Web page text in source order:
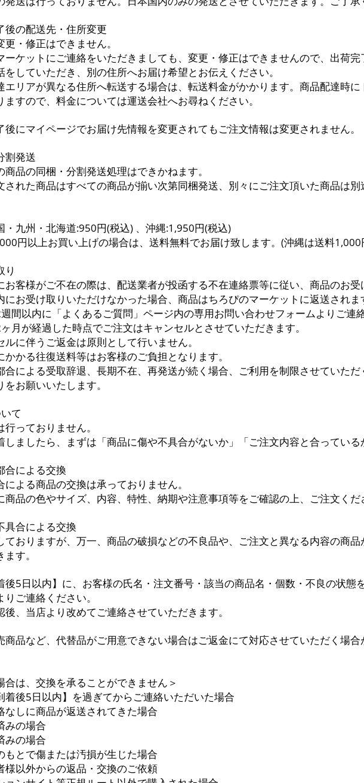
後の配送先・住所変更
・修正はできません。
ーケットにご連絡をいただきましても、変更・修正はできませんので、出荷
をしていただき、別の住所へお届け希望とお伝えください。
エリアが異なる住所へ転送する場合は、転送料金がかかります。商品配達時に
ますので、料金については運送会社へお尋ねください。
にマイページでお届け先情報を変更されてもご注文情報は変更されません。
割発送
商品の同梱・分割発送処理はできかねます。
された商品はすべての商品が揃い次第同梱発送、別々にご注文頂いた商品は別
・九州・北海道:950円(税込) 、沖縄:1,950円(税込)
円以上お買い上げの場合は、送料無料でお届け致します。(沖縄は送料1,000
り
お客様がご不在の際は、配送業者が投函する不在連絡票等に従い、商品のお受
にお受け取りいただけなかった場合、商品はちろぴのマーケットに返送されま
間以内に「よくあるご質問」ページ内の専用お問い合わせフォームよりご連絡
月が経過した時点でご注文はキャンセルとさせていただきます。
に伴うご返金は原則として行いません。
かる往復送料等はお客様のご負担となります。
による受取辞退、長期不在、再発送が続く場合、ご利用を制限させていた
お願いいたします。
て
行っておりません。
しましたら、まずは「商品に傷や不具合がないか」「ご注文内容と合っている
合による交換
による商品の交換は承っておりません。
商品の色やサイズ、内容、特性、納期や注意事項等をご確認の上、ご注文くだ
具合による交換
ておりますが、万一、商品の破損などの不良品や、ご注文と異なる内容の商
す。
後5日以内】に、お客様の氏名・注文番号・該当の商品名・個数・不良の状態
りご連絡ください。
後、当店より改めてご連絡させていただきます。
商品など、代替品がご用意できない場合はご返金にて対応させていただく場合
合は、交換を承ることができません＞
着後5日以内】を過ぎてからご連絡いただいた場合
なしに商品が返送されてきた場合
みの場合
みの場合
もとで傷または汚損が生じた場合
様以外からの返品・交換のご依頼